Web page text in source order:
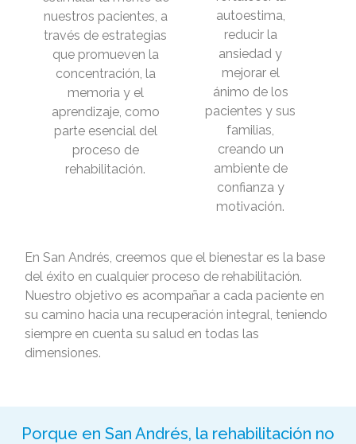
nuestros pacientes, a
través de estrategias
que promueven la
concentración, la
memoria y el
aprendizaje, como
parte esencial del
proceso de
rehabilitación.
autoestima,
reducir la
ansiedad y
mejorar el
ánimo de los
pacientes y sus
familias,
creando un
ambiente de
confianza y
motivación.
En San Andrés, creemos que el bienestar es la base
del éxito en cualquier proceso de rehabilitación.
Nuestro objetivo es acompañar a cada paciente en
su camino hacia una recuperación integral, teniendo
siempre en cuenta su salud en todas las
dimensiones.
Porque en San Andrés, la rehabilitación no